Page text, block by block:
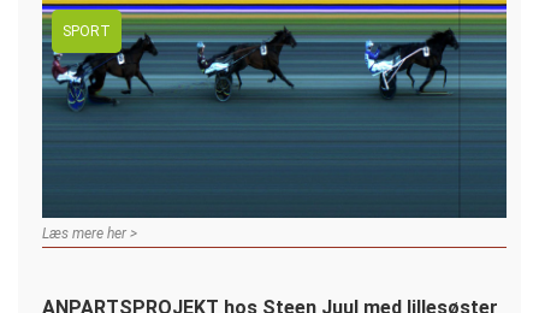
SPORT
Læs mere her >
ANPARTSPROJEKT hos Steen Juul med lillesøster